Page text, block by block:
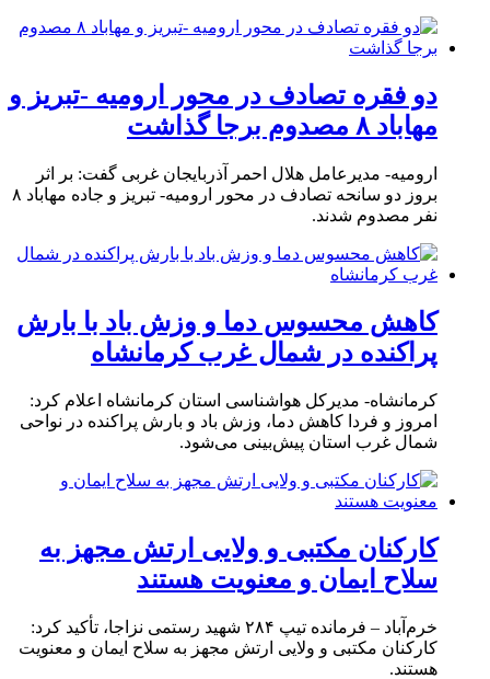
دو فقره تصادف در محور ارومیه -تبریز و
مهاباد ۸ مصدوم برجا گذاشت
ارومیه- مدیرعامل هلال احمر آذربایجان غربی گفت: بر اثر
بروز دو سانحه تصادف در محور ارومیه- تبریز و جاده مهاباد ۸
نفر مصدوم شدند.
کاهش محسوس دما و وزش باد با بارش
پراکنده در شمال غرب کرمانشاه
کرمانشاه- مدیرکل هواشناسی استان کرمانشاه اعلام کرد:
امروز و فردا کاهش دما، وزش باد و بارش پراکنده در نواحی
شمال غرب استان پیش‌بینی می‌شود.
کارکنان مکتبی و ولایی ارتش مجهز به
سلاح ایمان و معنویت هستند
خرم‌آباد – فرمانده تیپ ۲۸۴ شهید رستمی نزاجا، تأکید کرد:
کارکنان مکتبی و ولایی ارتش مجهز به سلاح ایمان و معنویت
هستند.